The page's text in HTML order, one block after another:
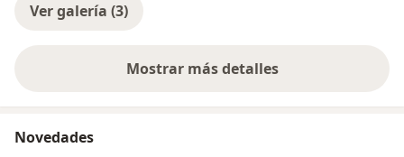
Ver galería (3)
Mostrar más detalles
sobre la experiencia
Novedades